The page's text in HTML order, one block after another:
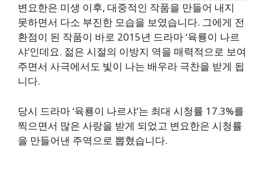
변요한은 미생 이후, 대중적인 작품을 만들어 내지
못하면서 다소 부진한 모습을 보였습니다. 그에게 전
환점이 된 작품이 바로 2015년 드라마 ‘육룡이 나르
샤’인데요. 젊은 시절의 이방지 역을 매력적으로 보여
주면서 사극에서도 빛이 나는 배우라 극찬을 받게 됩
니다.
당시 드라마 ‘육룡이 나르샤’는 최대 시청률 17.3%를
찍으면서 많은 사랑을 받게 되었고 변요한은 시청률
을 만들어낸 주역으로 뽑혔습니다.